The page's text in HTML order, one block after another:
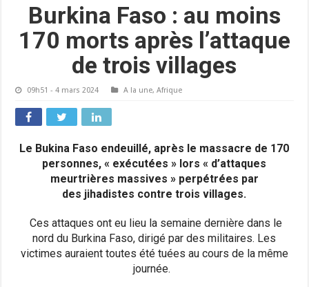
Burkina Faso : au moins
170 morts après l’attaque
de trois villages
09h51 - 4 mars 2024 A la une,Afrique
Le Bukina Faso endeuillé, après le massacre de 170
personnes, « exécutées » lors « d’attaques
meurtrières massives » perpétrées par
des jihadistes contre trois villages.
Ces attaques ont eu lieu la semaine dernière dans le
nord du Burkina Faso, dirigé par des militaires. Les
victimes auraient toutes été tuées au cours de la même
journée.